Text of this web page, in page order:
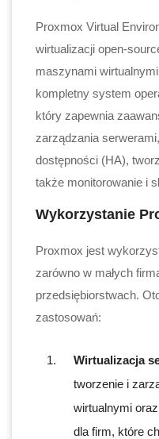
Proxmox Virtual
wirtualizacji open-
maszynami
kompletny system
który zapewnia
zarządzania
dostępności (HA),
także monitorowanie i
Wykorzystanie
Proxmox jest
zarówno w małych
przedsiębiorstwach.
zastosowań:
Wirtualizacja
tworzenie i
wirtualnymi
dla firm, które